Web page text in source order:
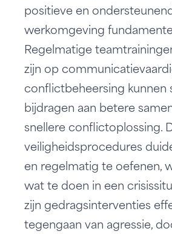
positieve en
werkomgeving
Regelmatige
zijn op
conflictbeheersing kunnen
bijdragen aan betere
snellere conflictoplossing.
veiligheidsprocedures
en regelmatig te oefenen,
wat te doen in een
zijn gedragsinterventies
tegengaan van agressie,